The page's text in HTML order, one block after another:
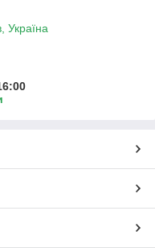
Україна